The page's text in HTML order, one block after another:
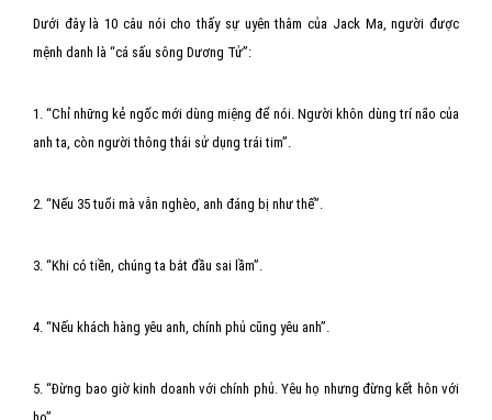
Dưới đây là 10 câu nói cho thấy sự uyên thâm của Jack Ma, người được
mệnh danh là “cá sấu sông Dương Tử”:
1. “Chỉ những kẻ ngốc mới dùng miệng để nói. Người khôn dùng trí não của
anh ta, còn người thông thái sử dụng trái tim”.
2. “Nếu 35 tuổi mà vẫn nghèo, anh đáng bị như thế”.
3. “Khi có tiền, chúng ta bắt đầu sai lầm”.
4. “Nếu khách hàng yêu anh, chính phủ cũng yêu anh”.
5. “Đừng bao giờ kinh doanh với chính phủ. Yêu họ nhưng đừng kết hôn với